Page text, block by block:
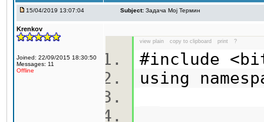
15/04/2019 13:07:04 Subject: Задача Мој Термин
Krenkov
Joined: 22/09/2015 18:30:50
Messages: 11
Offline
view plain copy to clipboard print ?
#include
using